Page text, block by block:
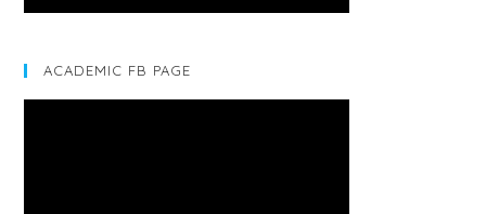
ACADEMIC FB PAGE